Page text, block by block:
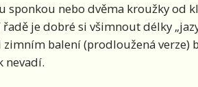
sponkou nebo dvěma kroužky od
je dobré si všimnout délky
balení (prodloužená verze)
nevadí.